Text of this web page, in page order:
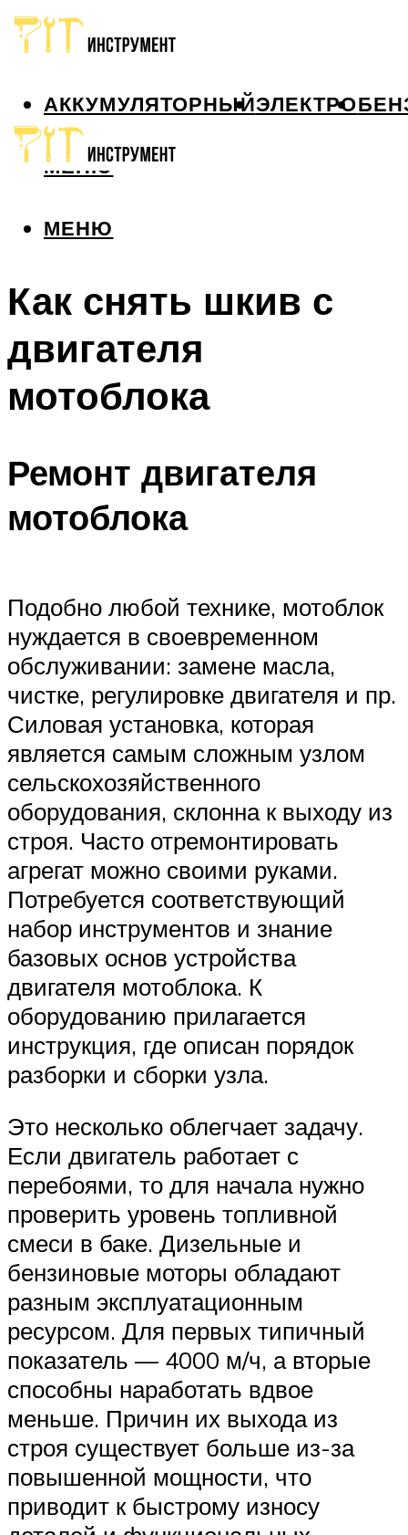
АККУМУЛЯТОРНЫЙЭЛЕКТРО
МЕНЮ
МЕНЮ
Как снять шкив с
двигателя
мотоблока
Ремонт двигателя
мотоблока
Подобно любой технике, мотоблок
нуждается в своевременном
обслуживании: замене масла,
чистке, регулировке двигателя и пр.
Силовая установка, которая
является самым сложным узлом
сельскохозяйственного
оборудования, склонна к выходу из
строя. Часто отремонтировать
агрегат можно своими руками.
Потребуется соответствующий
набор инструментов и знание
базовых основ устройства
двигателя мотоблока. К
оборудованию прилагается
инструкция, где описан порядок
разборки и сборки узла.
Это несколько облегчает задачу.
Если двигатель работает с
перебоями, то для начала нужно
проверить уровень топливной
смеси в баке. Дизельные и
бензиновые моторы обладают
разным эксплуатационным
ресурсом. Для первых типичный
показатель — 4000 м/ч, а вторые
способны наработать вдвое
меньше. Причин их выхода из
строя существует больше из-за
повышенной мощности, что
приводит к быстрому износу